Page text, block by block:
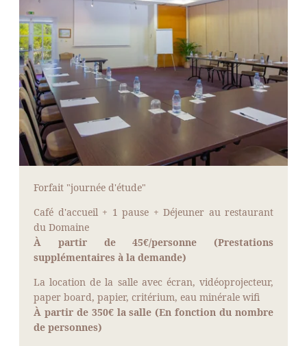
Forfait "journée d'étude"
Café d'accueil + 1 pause + Déjeuner au restaurant
du Domaine
À partir de 45€/personne (Prestations
supplémentaires à la demande)
La location de la salle avec écran, vidéoprojecteur,
paper board, papier, critérium, eau minérale wifi
À partir de 350€ la salle (En fonction du nombre
de personnes)